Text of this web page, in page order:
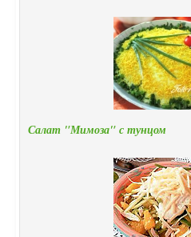
Салат "Мимоза" с тунцом